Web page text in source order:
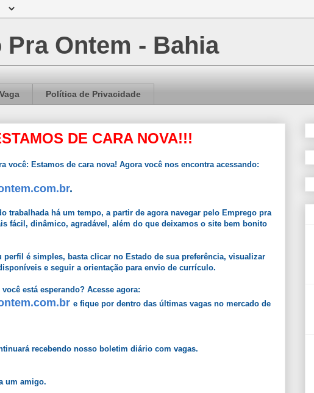
Pra Ontem - Bahia
Política de Privacidade
DE CARA NOVA!!!
você: Estamos de cara nova! Agora você nos encontra acessando:
.
trabalhada há um tempo, a partir de agora navegar pelo Emprego pra
fácil, dinâmico, agradável, além do que deixamos o site bem bonito
perfil é simples, basta clicar no Estado de sua preferência, visualizar
e seguir a orientação para envio de currículo.
está esperando? Acesse agora:
e fique por dentro das últimas vagas no mercado de
recebendo nosso boletim diário com vagas.
um amigo.